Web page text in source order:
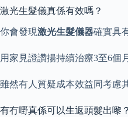
激光生髮儀真係有效嗎？
你會發現激光生髮儀器確實具
用家見證讚揚持續治療3至6個
雖然有人質疑成本效益同考慮
有冇嘢真係可以生返頭髮出嚟？